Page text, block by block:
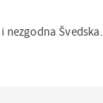
Švedska.